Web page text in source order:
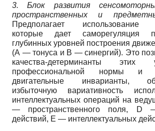
3. Блок развития
пространственных и
Предполагает использование
которые дает саморегуляция
глубинных уровней построения
(А — тонуса и В — синергий). Это
качества-детерминанты
профессиональной нормы и
двигательные инварианты,
избыточную вариативность
интеллектуальных операций на
— пространственного поля, D
действий, Е — интеллектуальных